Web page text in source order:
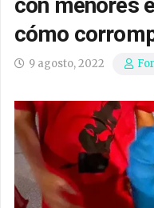
cómo
9 agosto, 2022